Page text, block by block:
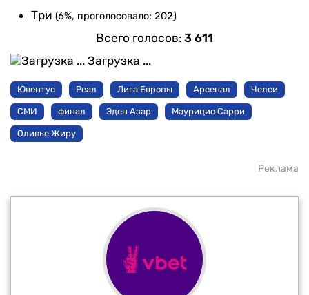
Три (6%, проголосовало: 202)
Всего голосов: 3 611
Загрузка ...
Ювентус Реал Лига Европы Арсенал Челси
СМИ финал Эден Азар Маурицио Сарри
Оливье Жиру
Реклама